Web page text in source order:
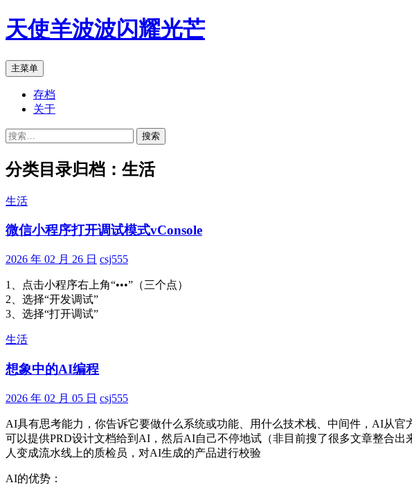
跳
至
文
天使羊波波闪耀光芒
搜
索
主菜单
存档
关于
搜
分类目录归档：生活
生活
微信小程序打开调试模式vConsole
2026 年 02 月 26 日 csj555
1、点击小程序右上角“•••”（三个点）
2、选择“开发调试”
3、选择“打开调试”
生活
想象中的AI编程
2026 年 02 月 05 日 csj555
AI具有思考能力，你告诉它要做什么系统或功能、用什么技术栈、中间件，AI从官
可以提供PRD设计文档给到AI，然后AI自己不停地试（非目前搜了很多文章整合
人变成流水线上的质检员，对AI生成的产品进行校验
AI的优势：